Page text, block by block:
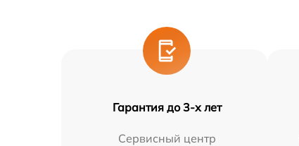
Гарантия до 3-х лет
Сервисный центр